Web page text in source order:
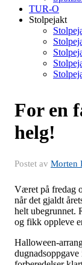
TUR-O
Stolpejakt
For en
helg!
Postet av Morten
Været på fredag
når det gjaldt
helt ubegrunnet.
og fikk oppleve
Halloween-